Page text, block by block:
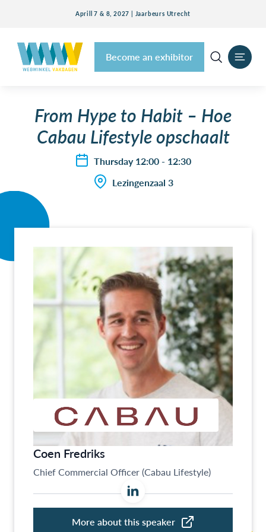
Aprill 7 & 8, 2027 | Jaarbeurs Utrecht
Become an exhibitor
From Hype to Habit – Hoe
Cabau Lifestyle opschaalt
Thursday 12:00 - 12:30
Lezingenzaal 3